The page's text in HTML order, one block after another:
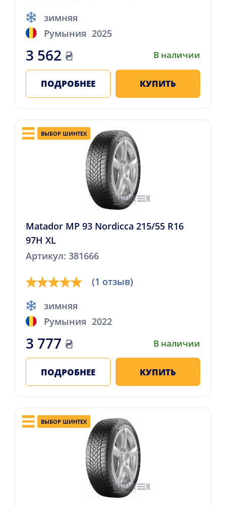
зимняя
Румыния 2025
3 562 ₴ В наличии
ПОДРОБНЕЕ КУПИТЬ
ВЫБОР ШИНТЕХ
Matador MP 93 Nordicca 215/55 R16
97H XL
Артикул: 381666
(1 отзыв)
зимняя
Румыния 2022
3 777 ₴ В наличии
ПОДРОБНЕЕ КУПИТЬ
ВЫБОР ШИНТЕХ